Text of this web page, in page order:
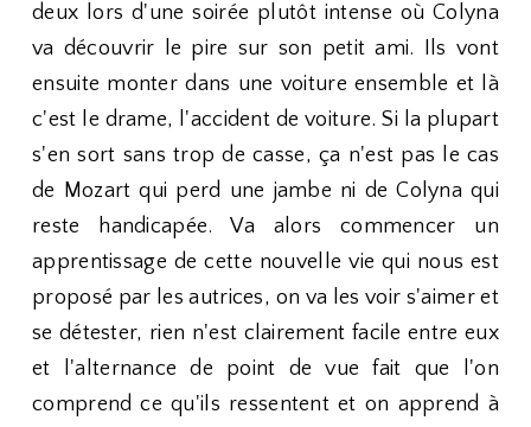
deux lors d'une soirée plutôt intense où Colyna
va découvrir le pire sur son petit ami. Ils vont
ensuite monter dans une voiture ensemble et là
c'est le drame, l'accident de voiture. Si la plupart
s'en sort sans trop de casse, ça n'est pas le cas
de Mozart qui perd une jambe ni de Colyna qui
reste handicapée. Va alors commencer un
apprentissage de cette nouvelle vie qui nous est
proposé par les autrices, on va les voir s'aimer et
se détester, rien n'est clairement facile entre eux
et l'alternance de point de vue fait que l'on
comprend ce qu'ils ressentent et on apprend à